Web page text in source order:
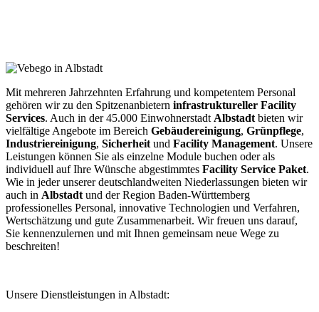
Mit mehreren Jahrzehnten Erfahrung und kompetentem Personal
gehören wir zu den Spitzenanbietern infrastruktureller Facility
Services. Auch in der 45.000 EinwohnerstadtAlbstadtbieten wir
vielfältige Angebote im Bereich Gebäudereinigung, Grünpflege,
Industriereinigung, Sicherheitund Facility Management. Unsere
Leistungen können Sie als einzelne Module buchen oder als
individuell auf Ihre Wünsche abgestimmtes Facility Service Paket.
Wie in jeder unserer deutschlandweiten Niederlassungen bieten wir
auch in Albstadtund der Region Baden-Württemberg
professionelles Personal, innovative Technologien und Verfahren,
Wertschätzung und gute Zusammenarbeit. Wir freuen uns darauf,
Sie kennenzulernen und mit Ihnen gemeinsam neue Wege zu
beschreiten!
Unsere Dienstleistungen in Albstadt: